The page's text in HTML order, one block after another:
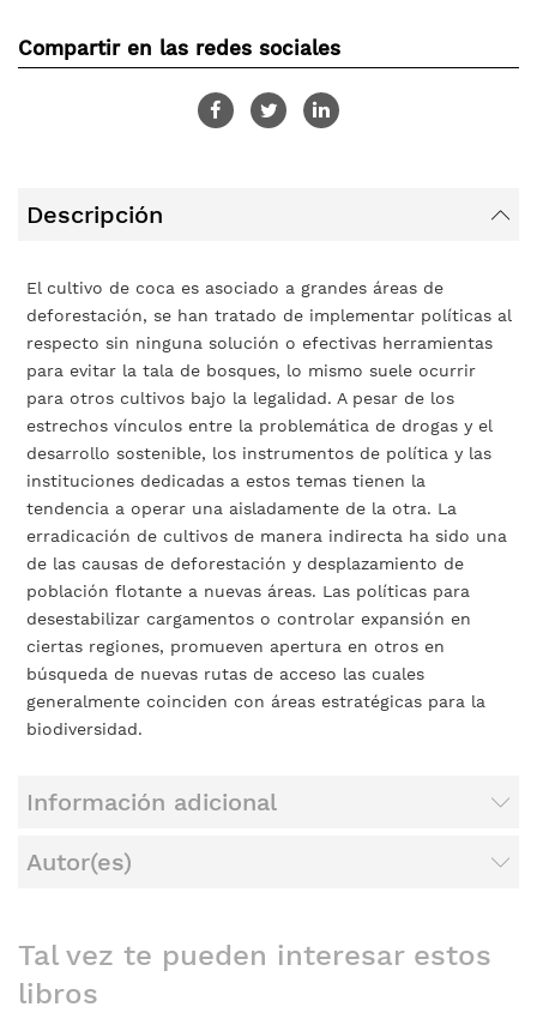
Compartir en las redes sociales
Descripción
El cultivo de coca es asociado a grandes áreas de
deforestación, se han tratado de implementar políticas al
respecto sin ninguna solución o efectivas herramientas
para evitar la tala de bosques, lo mismo suele ocurrir
para otros cultivos bajo la legalidad. A pesar de los
estrechos vínculos entre la problemática de drogas y el
desarrollo sostenible, los instrumentos de política y las
instituciones dedicadas a estos temas tienen la
tendencia a operar una aisladamente de la otra. La
erradicación de cultivos de manera indirecta ha sido una
de las causas de deforestación y desplazamiento de
población flotante a nuevas áreas. Las políticas para
desestabilizar cargamentos o controlar expansión en
ciertas regiones, promueven apertura en otros en
búsqueda de nuevas rutas de acceso las cuales
generalmente coinciden con áreas estratégicas para la
biodiversidad.
Información adicional
Autor(es)
Tal vez te pueden interesar estos
libros